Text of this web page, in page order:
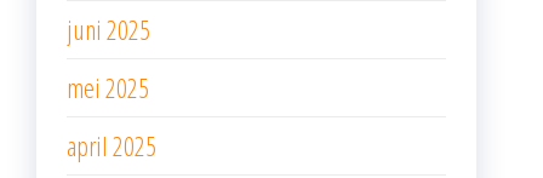
juni 2025
mei 2025
april 2025